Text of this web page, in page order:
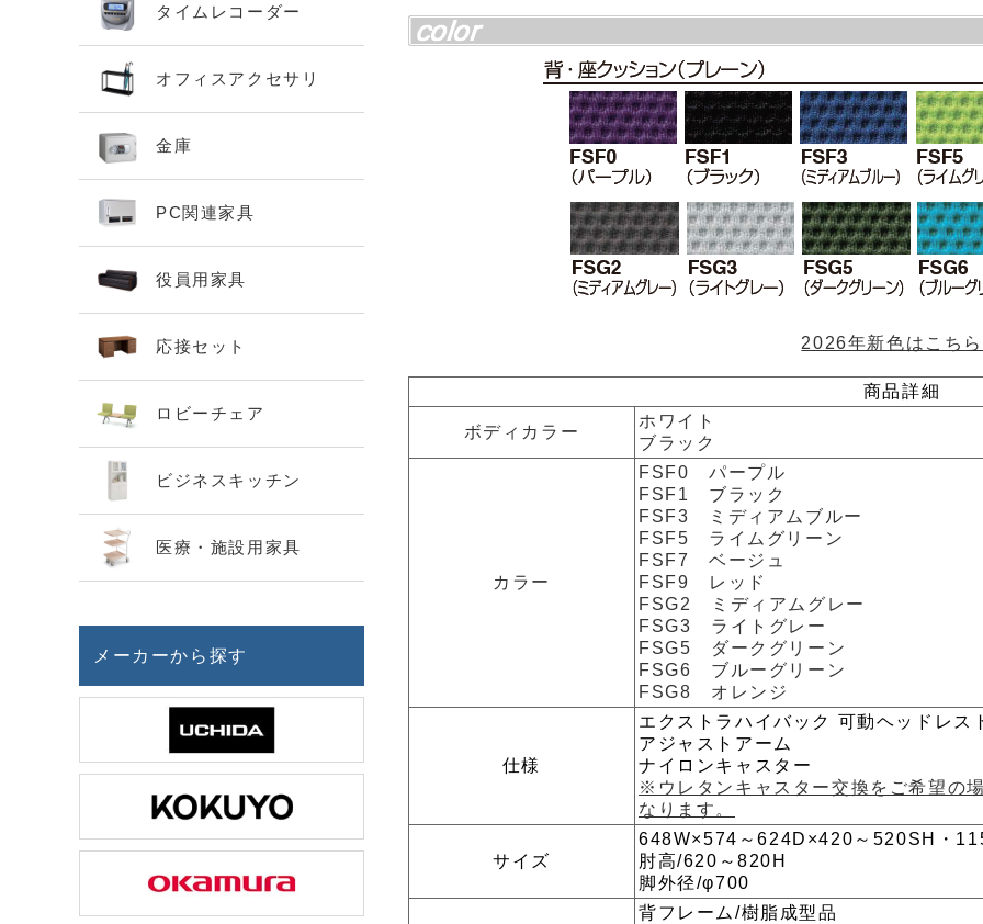
2026年新色はこち
商品詳細
ボディカラー
ホワイト
ブラック
カラー
FSF0 パープル
FSF1 ブラック
FSF3 ミディアムブルー
FSF5 ライムグリーン
FSF7 ベージュ
FSF9 レッド
FSG2 ミディアムグレー
FSG3 ライトグレー
FSG5 ダークグリーン
FSG6 ブルーグリーン
FSG8 オレンジ
仕様
エクストラハイバック 可動ヘッドレス
アジャストアーム
ナイロンキャスター
※ウレタンキャスター交換をご希望の
なります。
サイズ
648W×574～624D×420～520SH・
肘高/620～820H
脚外径/φ700
背フレーム/樹脂成型品
タイムレコーダー
オフィスアクセサリ
金庫
PC関連家具
役員用家具
応接セット
ロビーチェア
ビジネスキッチン
医療・施設用家具
メーカーから探す